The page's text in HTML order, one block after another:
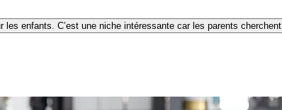
les enfants. C’est une niche intéressante car les parents